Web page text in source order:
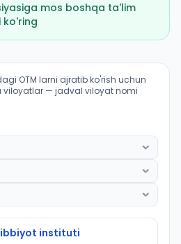
mos boshqa ta'lim
ko'ring
tumani): OTM lar bo'yicha
OTM larni ajratib ko'rish uchun
— jadval viloyat nomi
instituti